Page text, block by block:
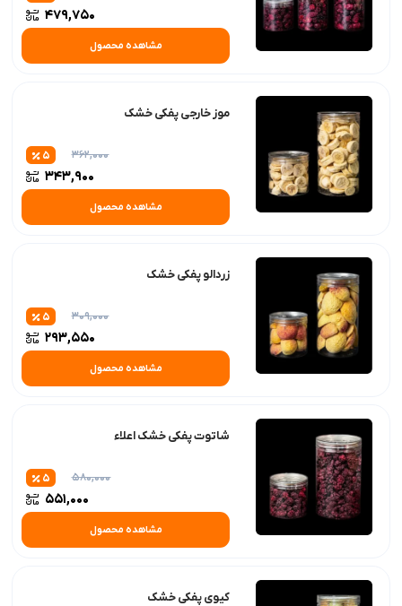
479,750
مشاهده محصول
موز خارجی پفکی خشک
362,000
343,900
5
مشاهده محصول
زردالو پفکی خشک
309,000
293,550
5
مشاهده محصول
شاتوت پفکی خشک اعلاء
580,000
551,000
5
مشاهده محصول
کیوی پفکی خشک